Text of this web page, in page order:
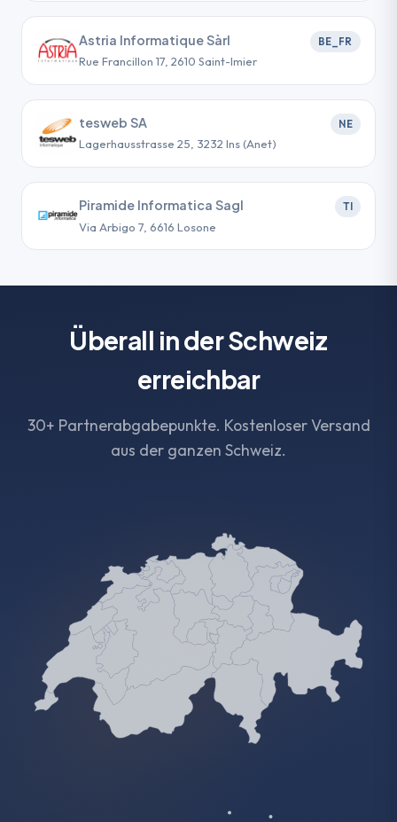
Astria Informatique Sàrl
Rue Francillon 17, 2610 Saint-Imier
BE_FR
tesweb SA
Lagerhausstrasse 25, 3232 Ins (Anet)
NE
Piramide Informatica Sagl
Via Arbigo 7, 6616 Losone
TI
Überall in der Schweiz
erreichbar
30+ Partnerabgabepunkte. Kostenloser Versand
aus der ganzen Schweiz.